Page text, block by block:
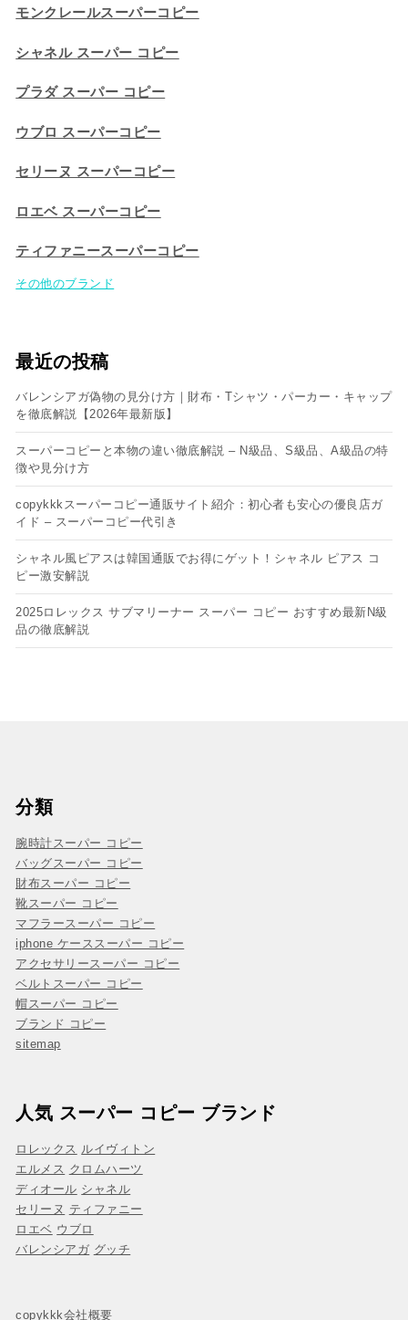
モンクレールスーパーコピー
シャネル スーパー コピー
プラダ スーパー コピー
ウブロ スーパーコピー
セリーヌ スーパーコピー​
ロエベ スーパーコピー
ティファニースーパーコピー
その他のブランド
最近の投稿
バレンシアガ偽物の見分け方｜財布・Tシャツ・パーカー・キャップ
を徹底解説【2026年最新版】
スーパーコピーと本物の違い徹底解説 – N級品、S級品、A級品の特
徴や見分け方
copykkkスーパーコピー通販サイト紹介：初心者も安心の優良店ガ
イド – スーパーコピー代引き
シャネル風ピアスは韓国通販でお得にゲット！シャネル ピアス コ
ピー​激安解説
2025ロレックス サブマリーナー スーパー コピー おすすめ最新N級
品の徹底解説
分類
腕時計スーパー コピー
バッグスーパー コピー
財布スーパー コピー
靴スーパー コピー
マフラースーパー コピー
iphone ケーススーパー コピー
アクセサリースーパー コピー
ベルトスーパー コピー
帽スーパー コピー
ブランド コピー
sitemap
人気 スーパー コピー ブランド
ロレックス ルイヴィトン
エルメス クロムハーツ
ディオール シャネル
セリーヌ ティファニー
ロエベ ウブロ
バレンシアガ グッチ
copykkk会社概要